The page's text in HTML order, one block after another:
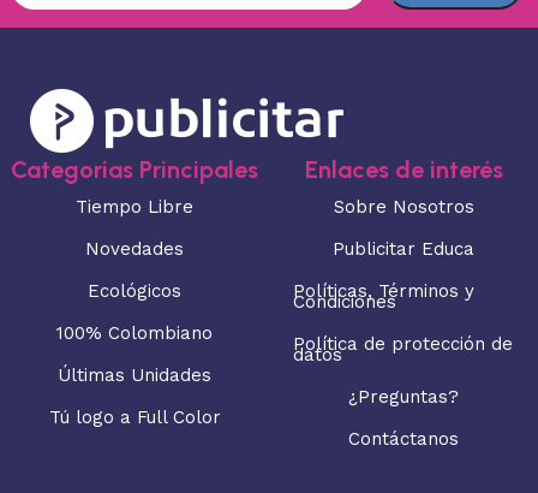
Categorias Principales
Tiempo Libre
Novedades
Ecológicos
100% Colombiano
Últimas Unidades
Tú logo a Full Color
Enlaces de interés
Sobre Nosotros
Publicitar Educa
Políticas, Términos y
Condiciones
Política de protección de
datos
¿Preguntas?
Contáctanos